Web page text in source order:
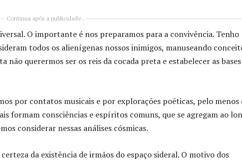
Continua após a publicidade..
O importante é nos preparamos para a convivência. Tenho
todos os alienígenas nossos inimigos, manuseando
não querermos ser os reis da cocada preta e estabelecer as
por contatos musicais e por explorações poéticas, pelo menos
formam consciências e espíritos comuns, que se agregam ao
considerar nessas análises cósmicas.
da existência de irmãos do espaço sideral. O motivo dos